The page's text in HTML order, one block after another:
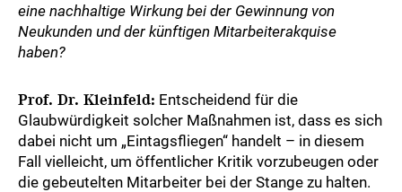
eine nachhaltige Wirkung bei der Gewinnung von
Neukunden und der künftigen Mitarbeiterakquise
haben?
Prof. Dr. Kleinfeld: Entscheidend für die
Glaubwürdigkeit solcher Maßnahmen ist, dass es sich
dabei nicht um „Eintagsfliegen“ handelt – in diesem
Fall vielleicht, um öffentlicher Kritik vorzubeugen oder
die gebeutelten Mitarbeiter bei der Stange zu halten.